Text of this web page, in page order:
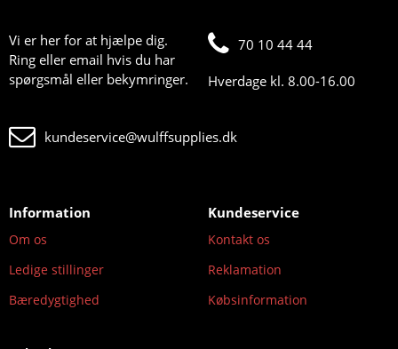
Vi er her for at hjælpe dig.
Ring eller email hvis du har
spørgsmål eller bekymringer.
70 10 44 44
Hverdage kl. 8.00-16.00
kundeservice@wulffsupplies.dk
Information
Om os
Ledige stillinger
Bæredygtighed
Kundeservice
Kontakt os
Reklamation
Købsinformation